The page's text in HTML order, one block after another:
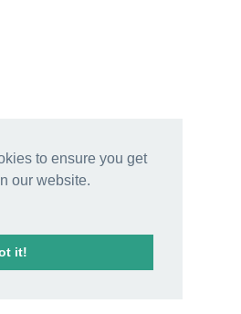
to ensure you get
our website.
it!